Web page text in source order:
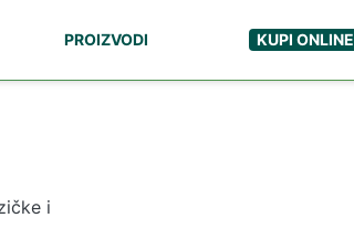
PROIZVODI KUPI ONLINE
i